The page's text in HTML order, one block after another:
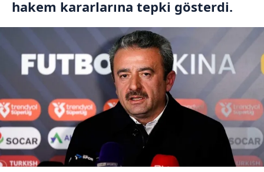
hakem kararlarına tepki gösterdi.